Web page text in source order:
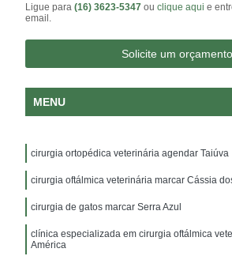
Ligue para(16) 3623-5347ouclique aqui e
email.
Solicite um orçamento
MENU
cirurgia ortopédica veterinária agendar Taiúva
cirurgia oftálmica veterinária marcar Cássia
cirurgia de gatos marcar Serra Azul
clínica especializada em cirurgia oftálmica
América